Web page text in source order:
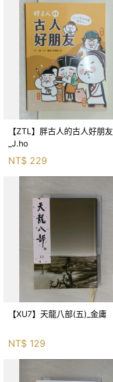
【ZTL】胖古人的古人好朋友
_J.ho
NT$ 229
【XU7】天龍八部(五)_金庸
NT$ 129